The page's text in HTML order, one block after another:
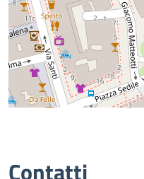
Contatti